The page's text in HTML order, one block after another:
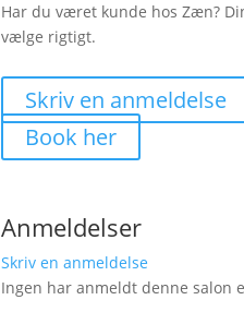
Har du været kunde hos Zæn?
vælge rigtigt.
Skriv en anmeldelse
Book her
Anmeldelser
Skriv en anmeldelse
Ingen har anmeldt denne